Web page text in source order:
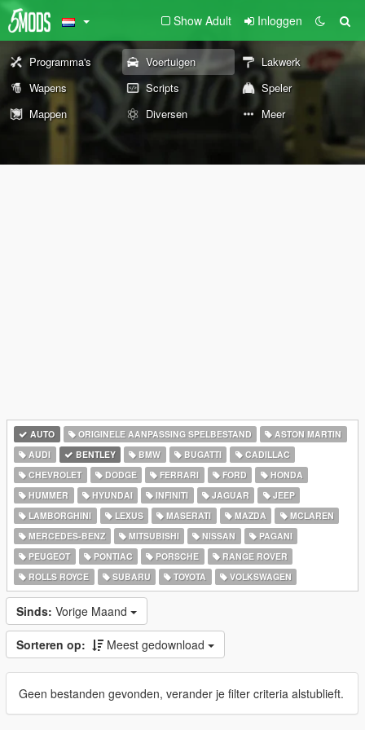
Show Adult Inloggen
Programma's Voertuigen
Lakwerk
Wapens
Scripts
Speler
Mappen
Diversen Meer
AUTO ORIGINELE AANPASSING SPELBESTAND
ASTON MARTIN
AUDI
BENTLEY BMW BUGATTI
CADILLAC
CHEVROLET
DODGE FERRARI FORD
HONDA
HUMMER
HYUNDAI INFINITI JAGUAR
JEEP
LAMBORGHINI
LEXUS MASERATI MAZDA
MCLAREN
MERCEDES-BENZ
MITSUBISHI NISSAN
PAGANI
PEUGEOT
PONTIAC PORSCHE
RANGE ROVER
ROLLS ROYCE
SUBARU TOYOTA VOLKSWAGEN
Sinds: Vorige Maand
Sorteren op: Meest gedownload
Geen bestanden gevonden, verander je filter criteria alstublieft.